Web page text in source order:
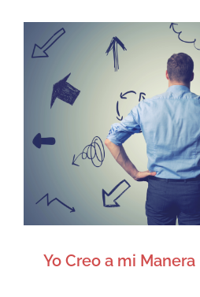
Yo Creo a mi
Artículos
Yo Creo a mi Manera